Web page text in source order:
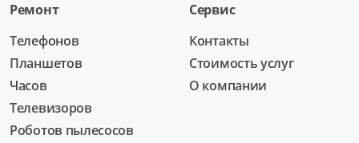
Ремонт
Телефонов
Планшетов
Часов
Телевизоров
Роботов пылесосов
Сервис
Контакты
Стоимость услуг
О компании